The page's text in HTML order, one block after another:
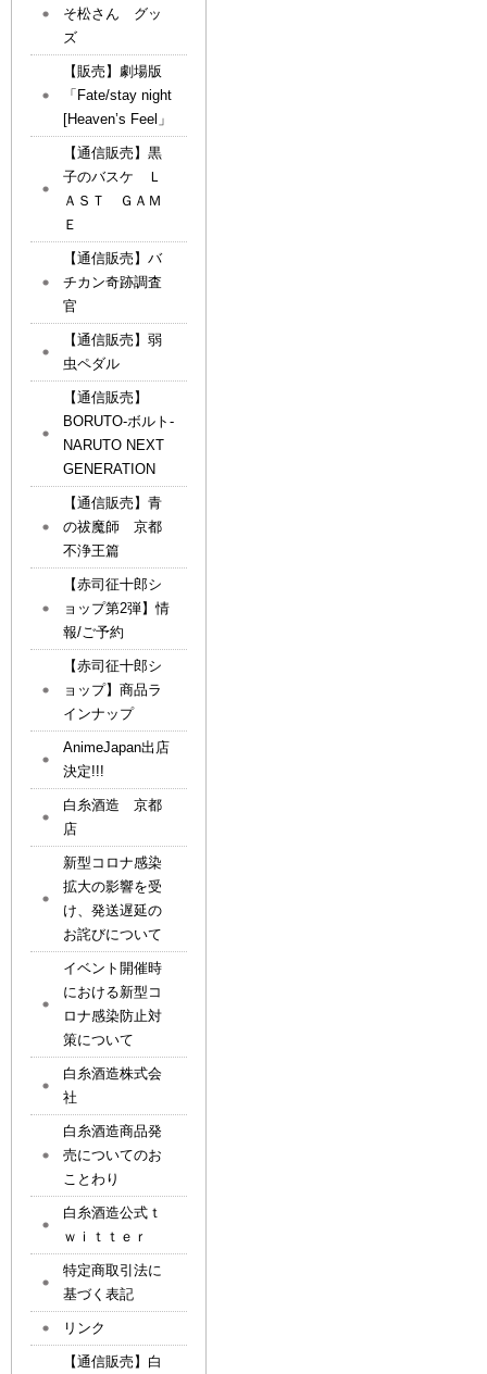
そ松さん グッ
ズ
【販売】劇場版
「Fate/stay night
[Heaven’s Feel」
【通信販売】黒
子のバスケ Ｌ
ＡＳＴ ＧＡＭ
Ｅ
【通信販売】バ
チカン奇跡調査
官
【通信販売】弱
虫ペダル
【通信販売】
BORUTO-ボルト-
NARUTO NEXT
GENERATION
【通信販売】青
の祓魔師 京都
不浄王篇
【赤司征十郎シ
ョップ第2弾】情
報/ご予約
【赤司征十郎シ
ョップ】商品ラ
インナップ
AnimeJapan出店
決定!!!
白糸酒造 京都
店
新型コロナ感染
拡大の影響を受
け、発送遅延の
お詫びについて
イベント開催時
における新型コ
ロナ感染防止対
策について
白糸酒造株式会
社
白糸酒造商品発
売についてのお
ことわり
白糸酒造公式ｔ
ｗｉｔｔｅｒ
特定商取引法に
基づく表記
リンク
【通信販売】白